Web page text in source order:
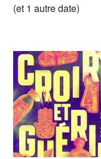
(et 1 autre date)